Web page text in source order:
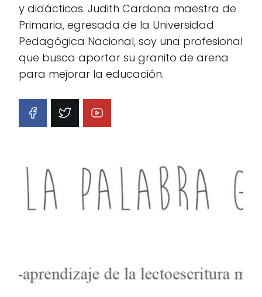
y didácticos. Judith Cardona maestra de
Primaria, egresada de la Universidad
Pedagógica Nacional, soy una profesional
que busca aportar su granito de arena
para mejorar la educación.